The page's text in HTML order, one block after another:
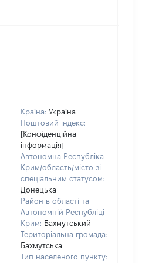
Країна: Україна
Поштовий індекс:
[Конфіденційна
інформація]
Автономна Республіка
Крим/область/місто зі
спеціальним статусом:
Донецька
Район в області та
Автономній Республіці
Крим: Бахмутський
Територіальна громада:
Бахмутська
Тип населеного пункту: